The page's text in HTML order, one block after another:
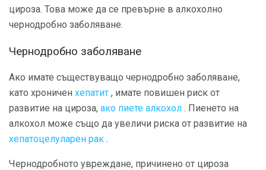
цироза. Това може да се превърне в алкохолно
чернодробно заболяване.
Чернодробно заболяване
Ако имате съществуващо чернодробно заболяване,
като хроничен хепатит , имате повишен риск от
развитие на цироза, ако пиете алкохол . Пиенето на
алкохол може също да увеличи риска от развитие на
хепатоцелуларен рак .
Чернодробното увреждане, причинено от цироза